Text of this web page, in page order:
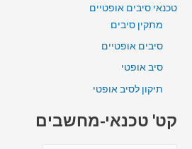
טכנאי סיבים אופטיים
מתקין סיבים
סיבים אופטיים
סיב אופטי
תיקון לסיב אופטי
קט' טכנאי-מחשבים